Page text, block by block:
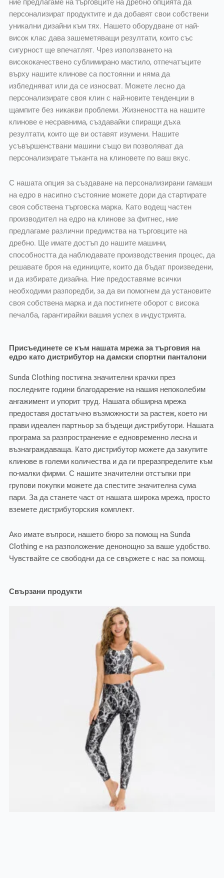
ние предлагаме на търговците на дребно опцията да
персонализират продуктите и да добавят свои собствени
уникални дизайни към тях. Нашето оборудване от най-
висок клас дава зашеметяващи резултати, които със
сигурност ще впечатлят. Чрез използването на
висококачествено сублимирано мастило, отпечатъците
върху нашите клинове са постоянни и няма да
избледняват или да се износват. Можете лесно да
персонализирате своя клин с най-новите тенденции в
щампите без никакви проблеми. Жизнеността на нашите
клинове е несравнима, създавайки спиращи дъха
резултати, които ще ви оставят изумени. Нашите
усъвършенствани машини също ви позволяват да
персонализирате тъканта на клиновете по ваш вкус.
С нашата опция за създаване на персонализирани гамаши
на едро в насипно състояние можете дори да стартирате
своя собствена търговска марка. Като водещ частен
производител на едро на клинове за фитнес, ние
предлагаме различни предимства на търговците на
дребно. Ще имате достъп до нашите машини,
способността да наблюдавате производствения процес, да
решавате броя на единиците, които да бъдат произведени,
и да избирате дизайна. Ние предоставяме всички
необходими разпоредби, за да ви помогнем да установите
своя собствена марка и да постигнете оборот с висока
печалба, гарантирайки вашия успех в индустрията.
Присъединете се към нашата мрежа за търговия на
едро като дистрибутор на дамски спортни панталони
Sunda Clothing постигна значителни крачки през
последните години благодарение на нашия непоколебим
ангажимент и упорит труд. Нашата обширна мрежа
предоставя достатъчно възможности за растеж, което ни
прави идеален партньор за бъдещи дистрибутори. Нашата
програма за разпространение е едновременно лесна и
възнаграждаваща. Като дистрибутор можете да закупите
клинове в големи количества и да ги преразпределите към
по-малки фирми. С нашите значителни отстъпки при
групови покупки можете да спестите значителна сума
пари. За да станете част от нашата широка мрежа, просто
вземете дистрибуторския комплект.
Ако имате въпроси, нашето бюро за помощ на Sunda
Clothing е на разположение денонощно за ваше удобство.
Чувствайте се свободни да се свържете с нас за помощ.
Свързани продукти